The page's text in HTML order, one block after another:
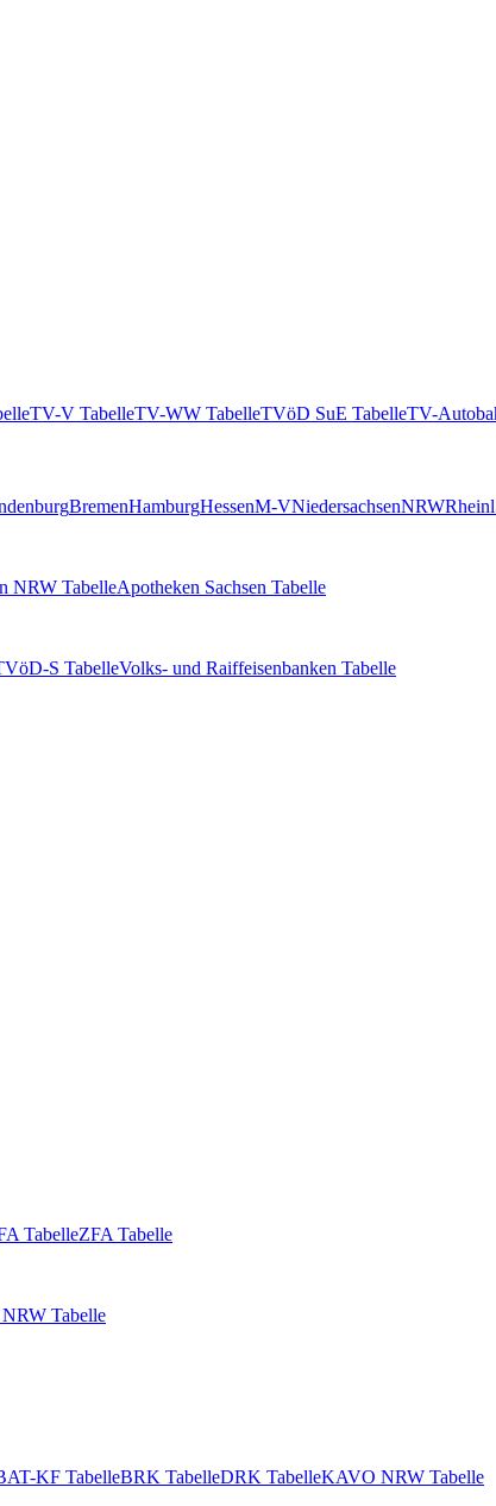
TV-V TabelleTV-WW TabelleTVöD SuE TabelleTV-
BremenHamburgHessenM-VNiedersachsenNRW
NRW TabelleApotheken Sachsen Tabelle
S TabelleVolks- und Raiffeisenbanken Tabelle
TabelleZFA Tabelle
Tabelle
KF TabelleBRK TabelleDRK TabelleKAVO NRW Tabelle